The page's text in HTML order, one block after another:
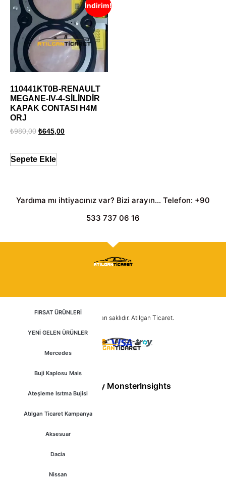
İndirim!
110441KT0B-RENAULT
MEGANE-IV-4-SİLİNDİR
KAPAK CONTASI H4M
ORJ
₺980,00 ₺645,00
Sepete Ekle
Yardıma mı ihtiyacınız var? Bizi arayın... Telefon: +90
533 737 06 16
FIRSAT ÜRÜNLERİ
YENİ GELEN ÜRÜNLER
Mercedes
Buji Kaplosu Mais
Ateşleme Isıtma Bujisi
Atılgan Ticaret Kampanya
Aksesuar
Dacia
Nissan
2025 © Tüm hakları saklıdır. Atılgan Ticaret.